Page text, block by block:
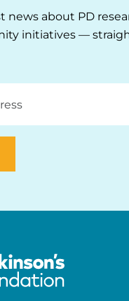
news about PD
initiatives —